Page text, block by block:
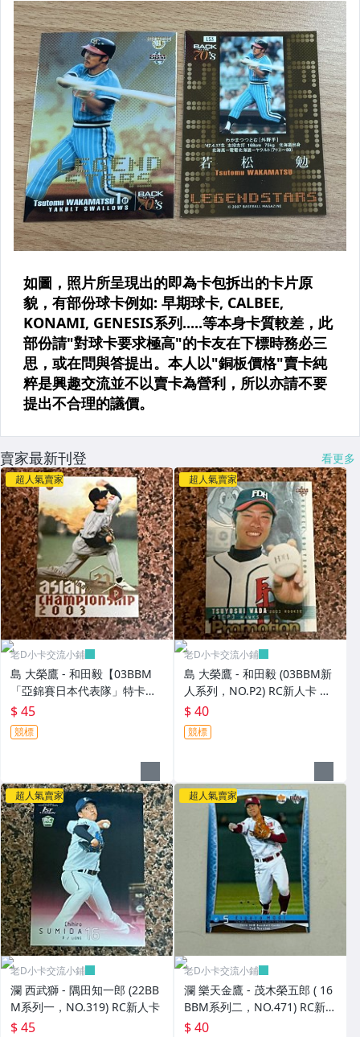
賣家最新刊登 看更多
超人氣賣家
老D小卡交流小鋪
島 大榮鷹 - 和田毅【03BBM
「亞錦賽日本代表隊」特卡，
NO.AJ10】RC新人卡
$ 45
競標
超人氣賣家
老D小卡交流小鋪
島 大榮鷹 - 和田毅 (03BBM新
人系列，NO.P2) RC新人卡 宣
傳卡
$ 40
競標
超人氣賣家
老D小卡交流小鋪
瀾 西武獅 - 隅田知一郎 (22BB
M系列一，NO.319) RC新人卡
$ 45
超人氣賣家
老D小卡交流小鋪
瀾 樂天金鷹 - 茂木榮五郎 ( 16
BBM系列二，NO.471) RC新人
卡
$ 40